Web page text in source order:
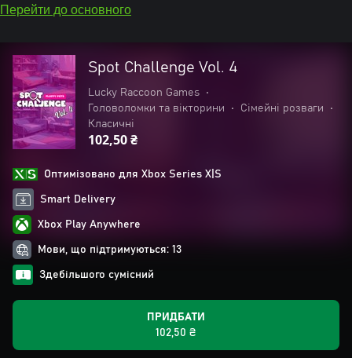
Перейти до основного
Spot Challenge Vol. 4
Lucky Raccoon Games
•
Головоломки та вікторини
• Сімейні розваги
•
Класичні
102,50 ₴
Оптимізовано для Xbox Series X|S
Smart Delivery
Xbox Play Anywhere
Мови, що підтримуються: 13
Здебільшого сумісний
ПРИДБАТИ
102,50 ₴